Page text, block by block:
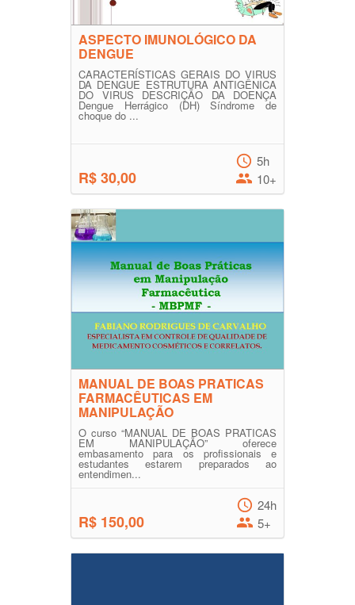
ASPECTO IMUNOLÓGICO DA
DENGUE
CARACTERÍSTICAS GERAIS DO VIRUS
DA DENGUE ESTRUTURA ANTIGÊNICA
DO VIRUS DESCRIÇÃO DA DOENÇA
Dengue Herrágico (DH) Síndrome de
choque do ...
R$ 30,00
5h
10+
MANUAL DE BOAS PRATICAS
FARMACÊUTICAS EM
MANIPULAÇÃO
O curso “MANUAL DE BOAS PRATICAS
EM MANIPULAÇÃO” oferece
embasamento para os profissionais e
estudantes estarem preparados ao
entendimen...
R$ 150,00
24h
5+